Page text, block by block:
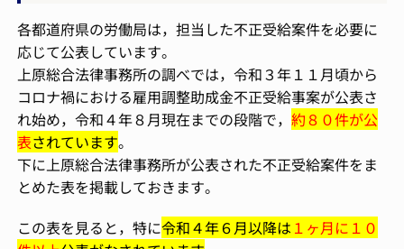
各都道府県の労働局は，担当した不正受給案件を必要に
応じて公表しています。
上原総合法律事務所の調べでは，令和３年１１月頃から
コロナ禍における雇用調整助成金不正受給事案が公表さ
れ始め，令和４年８月現在までの段階で，約８０件が公
表されています。
下に上原総合法律事務所が公表された不正受給案件をま
とめた表を掲載しておきます。
この表を見ると，特に令和４年６月以降は １ヶ月に１０